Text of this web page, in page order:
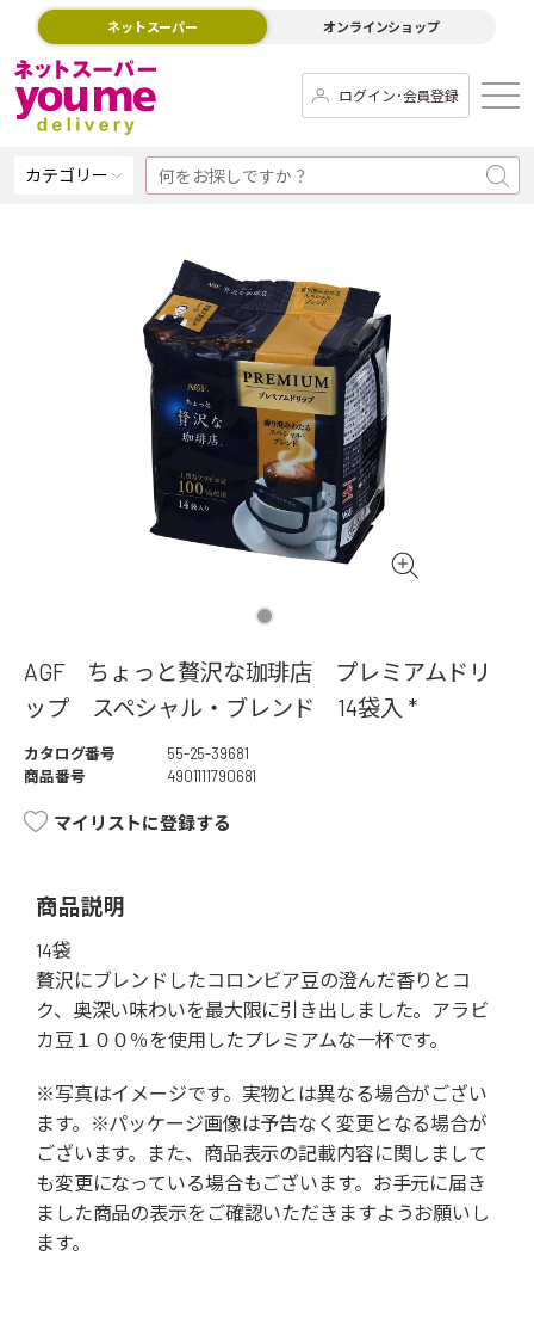
ネットスーパー オンラインショップ
ログイン･会員登録
カテゴリー
AGF ちょっと贅沢な珈琲店 プレミアムドリ
ップ スペシャル・ブレンド 14袋入 *
カタログ番号
55-25-39681
商品番号
4901111790681
マイリストに登録する
商品説明
14袋
贅沢にブレンドしたコロンビア豆の澄んだ香りとコ
ク、奥深い味わいを最大限に引き出しました。アラビ
カ豆１００％を使用したプレミアムな一杯です。
※写真はイメージです。実物とは異なる場合がござい
ます。※パッケージ画像は予告なく変更となる場合が
ございます。また、商品表示の記載内容に関しまして
も変更になっている場合もございます。お手元に届き
ました商品の表示をご確認いただきますようお願いし
ます。